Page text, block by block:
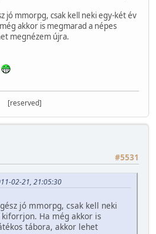
jó mmorpg, csak kell neki egy-két év
akkor is megmarad a népes
megnézem újra.
[reserved]
#5531
02-21, 21:05:30
jó mmorpg, csak kell neki
Ha még akkor is
tábora, akkor lehet